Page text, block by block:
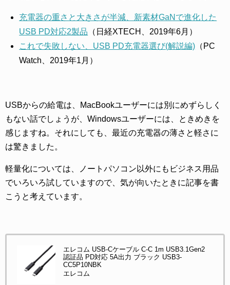
充電器の重さと大きさが半減、新素材GaNで進化した
USB PD対応2製品 （日経XTECH、2019年6月）
これで失敗しない、USB PD充電器選び(解説編) （PC
Watch、2019年1月）
USBからの給電は、MacBookユーザーには別にめずらしく
もない話でしょうが、Windowsユーザーには、ときめきを
感じますね。それにしても、最近の充電器の薄さと軽さに
は驚きました。
軽量化については、ノートパソコン以外にもビジネス用品
でいろいろ試していますので、気が向いたときに記事を書
こうと考えています。
エレコム USB-Cケーブル C-C 1m USB3.1Gen2
認証品 PD対応 5A出力 ブラック USB3-
CC5P10NBK
エレコム